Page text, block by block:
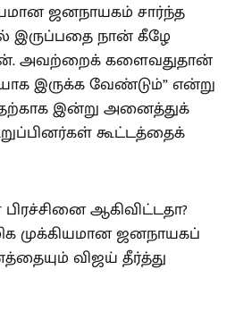
ஜனநாயகம் சார்ந்த
இருப்பதை நான் கீழே
அவற்றைக் களைவதுதான்
இருக்க வேண்டும்” என்று
இன்று அனைத்துக்
கூட்டத்தைக்
ஆகிவிட்டதா?
முக்கியமான ஜனநாயகப்
விஜய் தீர்த்து